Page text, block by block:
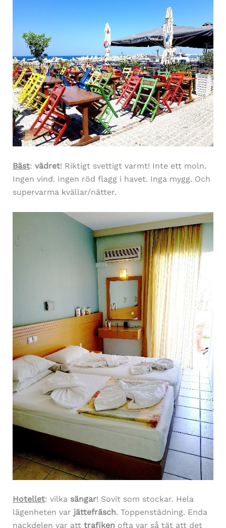
Bäst: vädret! Riktigt svettigt varmt! Inte ett moln.
Ingen vind. Ingen röd flagg i havet. Inga mygg. Och
supervarma kvällar/nätter.
Hotellet: vilka sängar! Sovit som stockar. Hela
lägenheten var jättefräsch. Toppenstädning. Enda
nackdelen var att trafiken ofta var så tät att det